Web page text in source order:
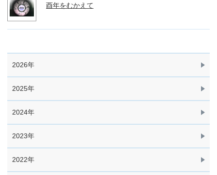
2026年
2025年
2024年
2023年
2022年
酉年をむかえて